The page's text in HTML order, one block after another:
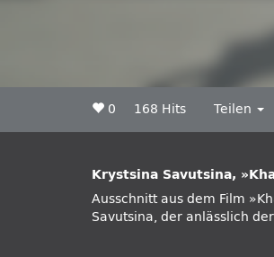
0 168 Hits Teilen
Krystsina Savutsina,
Ausschnitt aus dem Film
Savutsina, der anlässlich
Cut während der